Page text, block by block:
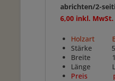
abrichten/2-
6,00 inkl. MwSt.
Holzart
Stärke
Breite
Länge
Preis per m